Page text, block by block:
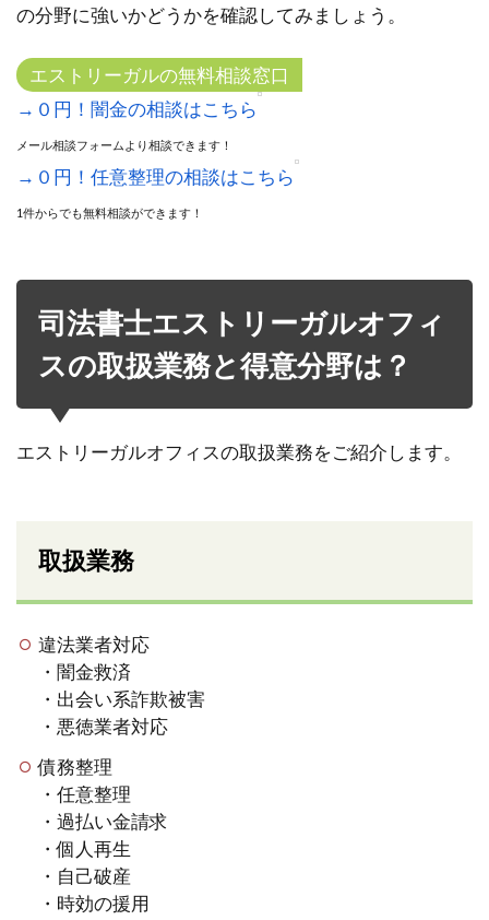
の分野に強いかどうかを確認してみましょう。
エストリーガルの無料相談窓口
→０円！闇金の相談はこちら
メール相談フォームより相談できます！
→０円！任意整理の相談はこちら
1件からでも無料相談ができます！
司法書士エストリーガルオフィ
スの取扱業務と得意分野は？
エストリーガルオフィスの取扱業務をご紹介します。
取扱業務
違法業者対応
・闇金救済
・出会い系詐欺被害
・悪徳業者対応
債務整理
・任意整理
・過払い金請求
・個人再生
・自己破産
・時効の援用